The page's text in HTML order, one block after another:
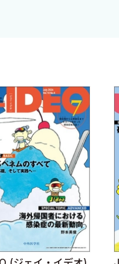
総合内科×感染症科 19
微鏡的血尿
感染症学 3 日馬由貴，
り高きキジトラである
いただきます 3 倉井華
症数理モデル 3 西浦
期的に流行するのか？
染対策 3 坂木晴世